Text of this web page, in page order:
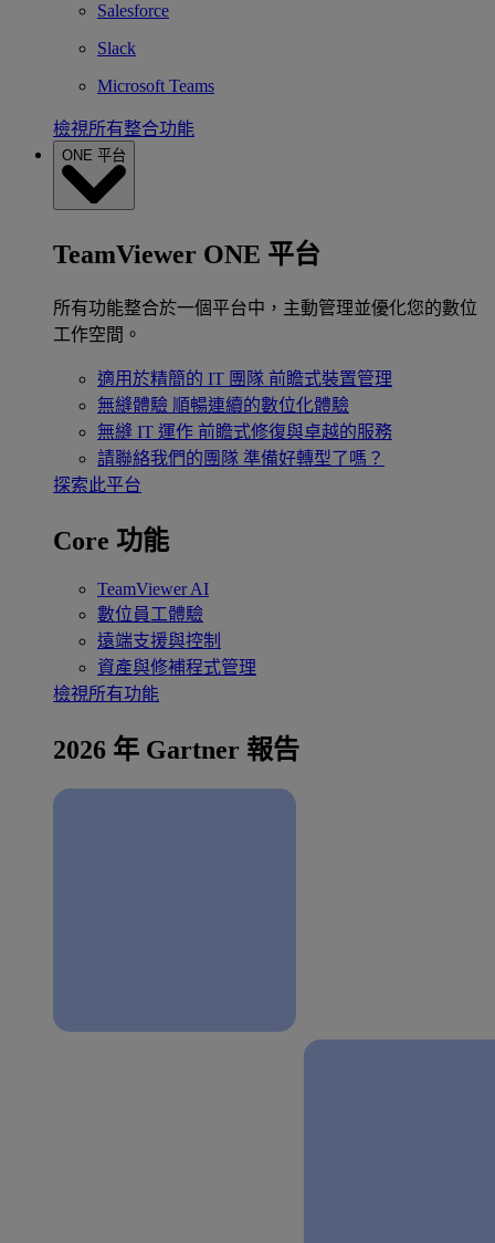
Salesforce
Slack
Microsoft Teams
檢視所有整合功能
ONE 平台
TeamViewer ONE 平台
所有功能整合於一個平台中，主動管理並優化您的數位
工作空間。
適用於精簡的 IT 團隊 前瞻式裝置管理
無縫體驗 順暢連續的數位化體驗
無縫 IT 運作 前瞻式修復與卓越的服務
請聯絡我們的團隊 準備好轉型了嗎？
探索此平台
Core 功能
TeamViewer AI
數位員工體驗
遠端支援與控制
資產與修補程式管理
檢視所有功能
2026 年 Gartner 報告